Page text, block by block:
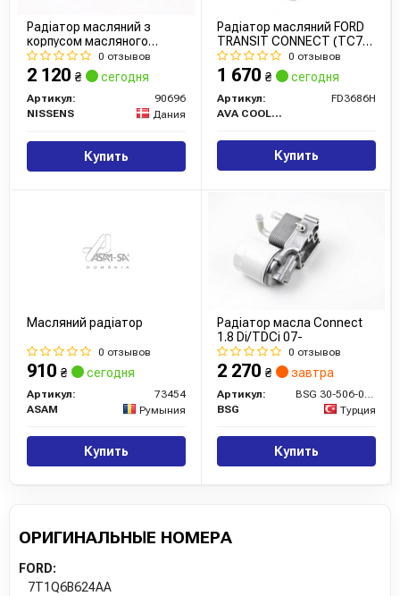
Радіатор масляний з
корпусом масляного
фільтра
0 отзывов
2 120 ₴ сегодня
Артикул:
90696
NISSENS
Дания
Купить
Радіатор масляний FORD
TRANSIT CONNECT (TC7)
(02-) 1.8 TDCi (у зборі)
(вир-во AVA)
0 отзывов
1 670 ₴ сегодня
Артикул:
FD3686H
AVA COOLING
Купить
Масляний радіатор
0 отзывов
910 ₴ сегодня
Артикул:
73454
ASAM
Румыния
Купить
Радіатор масла Connect
1.8 Di/TDCi 07-
0 отзывов
2 270 ₴ завтра
Артикул:
BSG 30-506-002
BSG
Турция
Купить
ОРИГИНАЛЬНЫЕ НОМЕРА
FORD:
7T1Q6B624AA